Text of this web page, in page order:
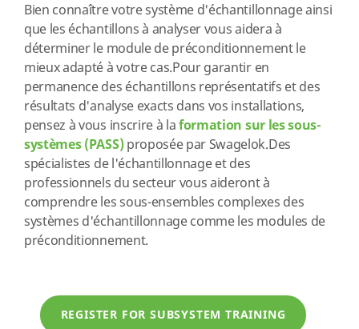
Bien connaître votre système d'échantillonnage ainsi
que les échantillons à analyser vous aidera à
déterminer le module de préconditionnement le
mieux adapté à votre cas.Pour garantir en
permanence des échantillons représentatifs et des
résultats d'analyse exacts dans vos installations,
pensez à vous inscrire à laformation sur les sous-
systèmes (PASS) proposée par Swagelok.Des
spécialistes de l'échantillonnage et des
professionnels du secteur vous aideront à
comprendre les sous-ensembles complexes des
systèmes d'échantillonnage comme les modules de
préconditionnement.
REGISTER FOR SUBSYSTEM TRAINING